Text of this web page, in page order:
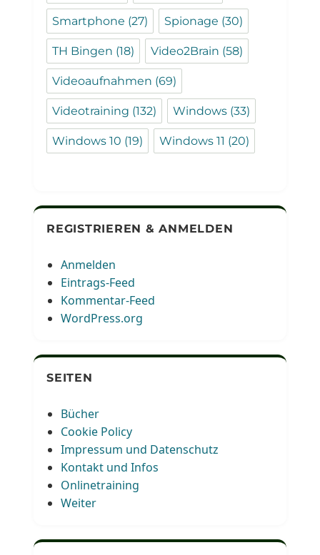
Smartphone (27) Spionage (30)
TH Bingen (18) Video2Brain (58)
Videoaufnahmen (69)
Videotraining (132) Windows (33)
Windows 10 (19) Windows 11 (20)
REGISTRIEREN & ANMELDEN
Anmelden
Eintrags-Feed
Kommentar-Feed
WordPress.org
SEITEN
Bücher
Cookie Policy
Impressum und Datenschutz
Kontakt und Infos
Onlinetraining
Weiter